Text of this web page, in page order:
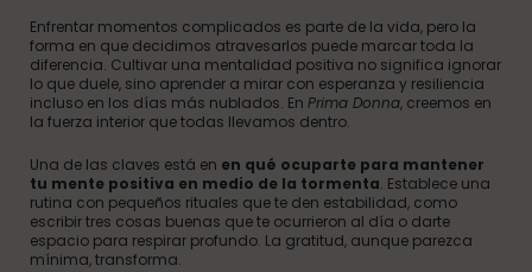
Enfrentar momentos complicados es parte de la vida, pero la
forma en que decidimos atravesarlos puede marcar toda la
diferencia. Cultivar una mentalidad positiva no significa ignorar
lo que duele, sino aprender a mirar con esperanza y resiliencia
incluso en los días más nublados. En Prima Donna, creemos en
la fuerza interior que todas llevamos dentro.
Una de las claves está en en qué ocuparte para mantener
tu mente positiva en medio de la tormenta. Establece una
rutina con pequeños rituales que te den estabilidad, como
escribir tres cosas buenas que te ocurrieron al día o darte
espacio para respirar profundo. La gratitud, aunque parezca
mínima, transforma.